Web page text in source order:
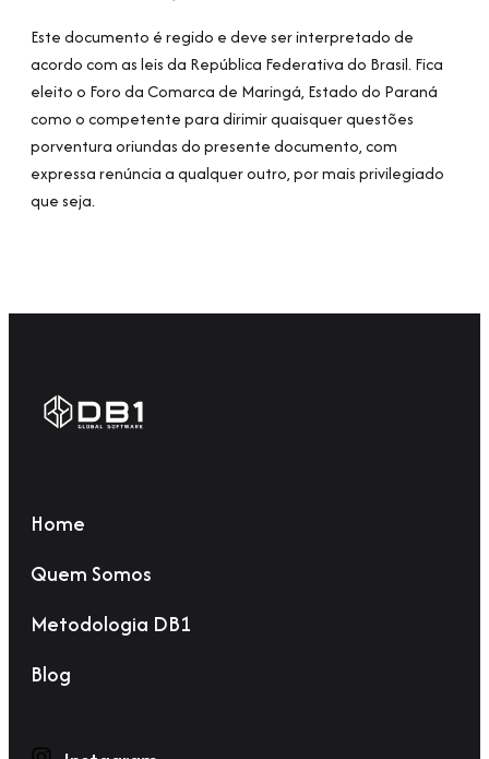
Este documento é regido e deve ser interpretado de
acordo com as leis da República Federativa do Brasil. Fica
eleito o Foro da Comarca de Maringá, Estado do Paraná
como o competente para dirimir quaisquer questões
porventura oriundas do presente documento, com
expressa renúncia a qualquer outro, por mais privilegiado
que seja.
Home
Quem Somos
Metodologia DB1
Blog